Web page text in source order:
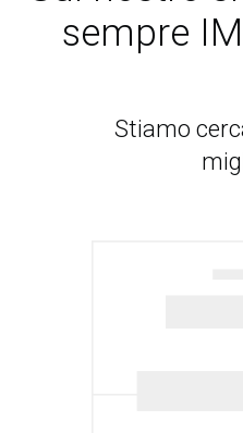
sempre
Stiamo